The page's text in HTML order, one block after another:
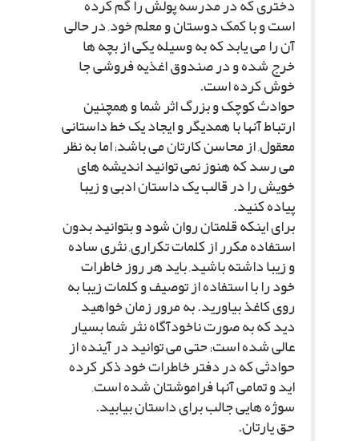
دخترى که در مدرسه پولش را گم کرده
است و با کمک دوستان و معلم خود, در حالى
آن را مى یابد که به وسیله یکى از بچه ها
خرج شده و در صندوق اغذیه فروشى جا
خوش کرده است.
حوادث کوچک و بزرگ اثر شما و همچنین
ارتباط آنها با همدیگر و ایجاد یک خط داستانى
معقول, از محاسن کارتان مى باشد; اما به نظر
مى رسد که هنوز نمى توانید اندیشه هاى
خویش را در قالب یک داستان ادبى و زیبا
پیاده کنید.
براى اینکه قلمتان روان شود و بتوانید بدون
استفاده مکرر از کلمات تکرارى, نثرى ساده
و زیبا داشته باشید, باید هر روز خاطرات
خود را با استفاده از توصیف و کلمات زیبا به
روى کاغذ بیاورید. به مرور زمان خواهید
دید که به صورت ناخودآگاه نثر شما بسیار
عالى شده است; حتى مى توانید در آینده از
حوادثى که در دفتر خاطرات خود ذکر کرده
اید و تمامى آنها فراموشتان شده است,
سوژه هایى جالب براى داستان بیابید.
حق یارتان.